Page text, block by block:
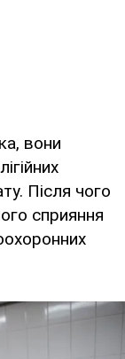
вони
Після чого
сприяння